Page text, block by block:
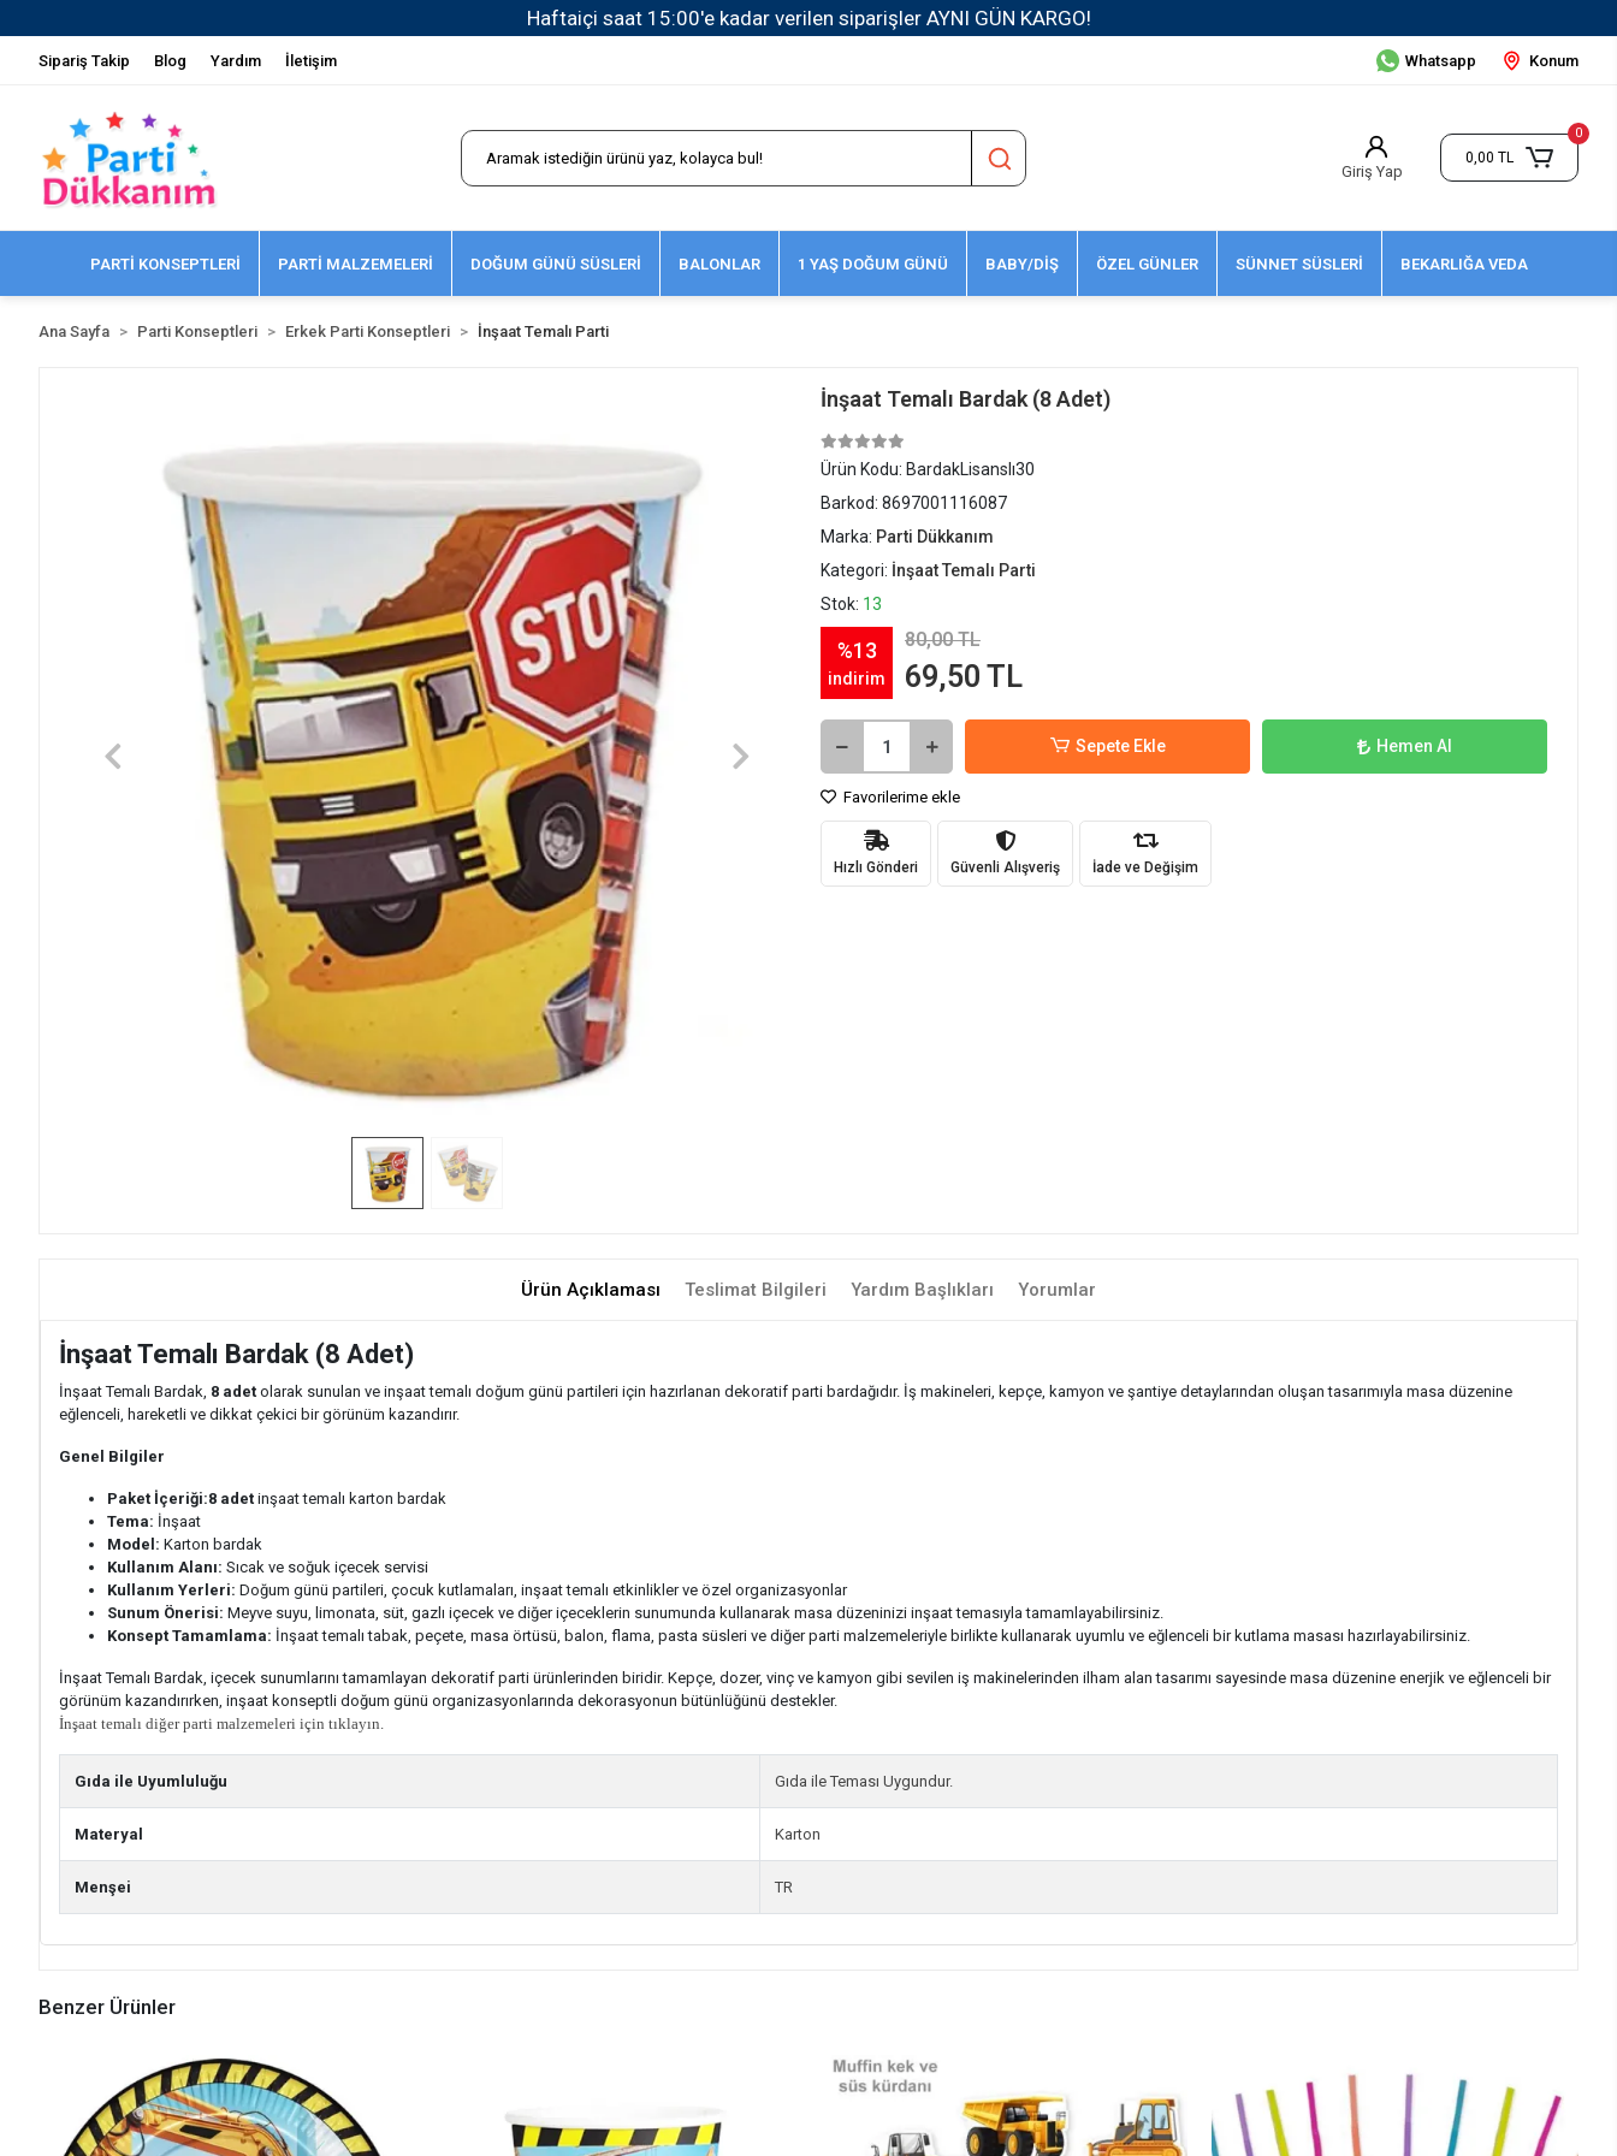
1500 TL ve Üzeri Kargo Ücretsiz!
Sipariş Takip Blog Yardım İletişim Whatsapp Konum
Giriş Yap
0
0,00 TL
PARTİ KONSEPTLERİ PARTİ MALZEMELERİ DOĞUM GÜNÜ SÜSLERİ BALONLAR 1 YAŞ DOĞUM GÜNÜ BABY/DİŞ ÖZEL GÜNLER SÜNNET SÜSLERİ BEKARLIĞA VEDA
Ana Sayfa Parti Konseptleri Erkek Parti Konseptleri İnşaat Temalı Parti
İnşaat Temalı Bardak (8 Adet)
Ürün Kodu: BardakLisanslı30
Barkod: 8697001116087
Marka: Parti Dükkanım
Kategori: İnşaat Temalı Parti
Stok: 13
%13
indirim
80,00 TL
69,50 TL
Sepete Ekle Hemen Al
Favorilerime ekle
Hızlı Gönderi Güvenli Alışveriş İade ve Değişim
Ürün Açıklaması Teslimat Bilgileri Yardım Başlıkları Yorumlar
İnşaat Temalı Bardak (8 Adet)
İnşaat Temalı Bardak, 8 adet olarak sunulan ve inşaat temalı doğum günü partileri için hazırlanan dekoratif parti bardağıdır. İş makineleri, kepçe, kamyon ve şantiye detaylarından oluşan tasarımıyla masa düzenine
eğlenceli, hareketli ve dikkat çekici bir görünüm kazandırır.
Genel Bilgiler
Paket İçeriği:8 adet inşaat temalı karton bardak
Tema: İnşaat
Model: Karton bardak
Kullanım Alanı: Sıcak ve soğuk içecek servisi
Kullanım Yerleri: Doğum günü partileri, çocuk kutlamaları, inşaat temalı etkinlikler ve özel organizasyonlar
Sunum Önerisi: Meyve suyu, limonata, süt, gazlı içecek ve diğer içeceklerin sunumunda kullanarak masa düzeninizi inşaat temasıyla tamamlayabilirsiniz.
Konsept Tamamlama: İnşaat temalı tabak, peçete, masa örtüsü, balon, flama, pasta süsleri ve diğer parti malzemeleriyle birlikte kullanarak uyumlu ve eğlenceli bir kutlama masası hazırlayabilirsiniz.
İnşaat Temalı Bardak, içecek sunumlarını tamamlayan dekoratif parti ürünlerinden biridir. Kepçe, dozer, vinç ve kamyon gibi sevilen iş makinelerinden ilham alan tasarımı sayesinde masa düzenine enerjik ve eğlenceli bir
görünüm kazandırırken, inşaat konseptli doğum günü organizasyonlarında dekorasyonun bütünlüğünü destekler.
İnşaat temalı diğer parti malzemeleri için tıklayın.
Gıda ile Uyumluluğu Gıda ile Teması Uygundur.
Materyal Karton
Menşei TR
Benzer Ürünler